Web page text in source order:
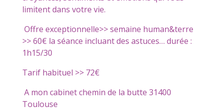
limitent dans votre vie.
Offre exceptionnelle>> semaine human&terre
>> 60€ la séance incluant des astuces… durée :
1h15/30
Tarif habituel >> 72€
A mon cabinet chemin de la butte 31400
Toulouse